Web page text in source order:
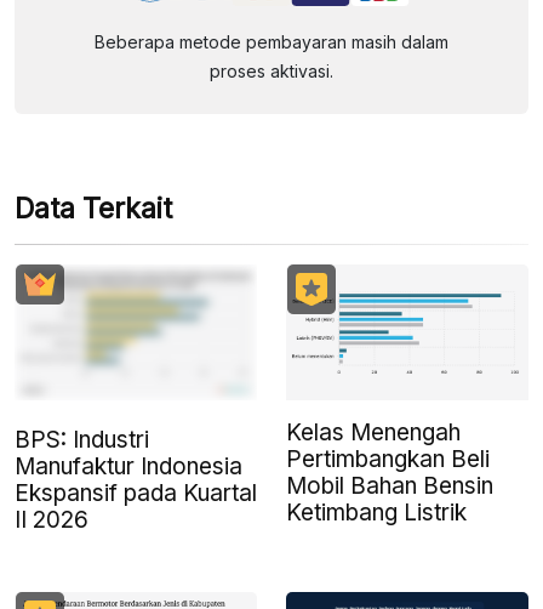
Beberapa metode pembayaran masih dalam
proses aktivasi.
Data Terkait
BPS: Industri
Manufaktur Indonesia
Ekspansif pada Kuartal
II 2026
Kelas Menengah
Pertimbangkan Beli
Mobil Bahan Bensin
Ketimbang Listrik